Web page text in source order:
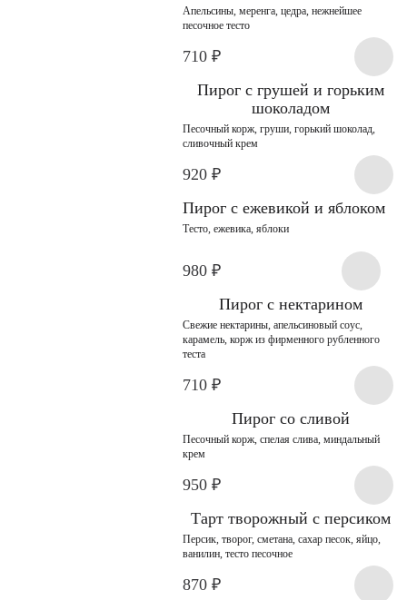
Апельсины, меренга, цедра, нежнейшее
песочное тесто
710₽
Пирог с грушей и горьким
шоколадом
Песочный корж, груши, горький шоколад,
сливочный крем
920₽
Пирог с ежевикой и яблоком
Тесто, ежевика, яблоки
980₽
Пирог с нектарином
Свежие нектарины, апельсиновый соус,
карамель, корж из фирменного рубленного
теста
710₽
Пирог со сливой
Песочный корж, спелая слива, миндальный
крем
950₽
Тарт творожный с персиком
Персик, творог, сметана, сахар песок, яйцо,
ванилин, тесто песочное
870₽